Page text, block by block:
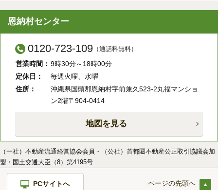
恩納村センター
0120-723-109（通話料無料）
営業時間： 9時30分～18時00分
定休日：
毎週火曜、水曜
住所：
沖縄県国頭郡恩納村字前兼久523-2丸福マンショ
ン2階〒904-0414
地図を見る
（一社）不動産流通経営協会会員・（公社）首都圏不動産公正取引協議会加
盟・国土交通大臣（8）第4195号
PCサイトへ ページの先頭へ